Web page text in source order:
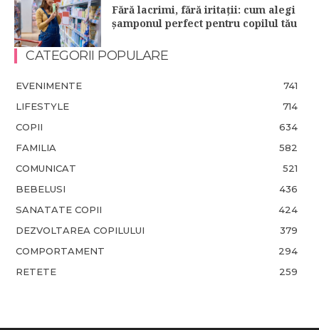
Fără lacrimi, fără iritații: cum alegi
șamponul perfect pentru copilul tău
CATEGORII POPULARE
EVENIMENTE
741
LIFESTYLE
714
COPII
634
FAMILIA
582
COMUNICAT
521
BEBELUSI
436
SANATATE COPII
424
DEZVOLTAREA COPILULUI
379
COMPORTAMENT
294
RETETE
259